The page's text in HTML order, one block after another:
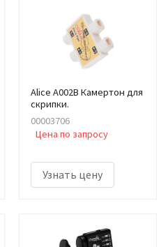
Alice A002B Камертон для
скрипки.
00003706
Цена по запросу
Узнать цену